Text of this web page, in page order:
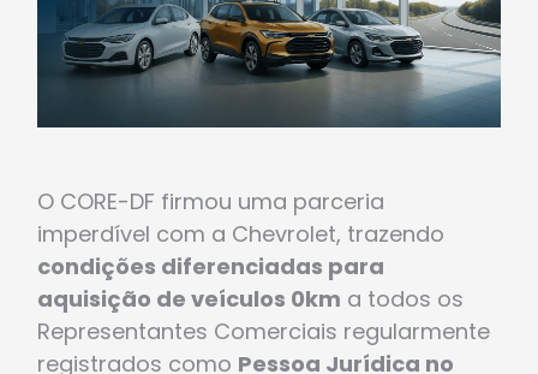
O CORE-DF firmou uma parceria
imperdível com a Chevrolet, trazendo
condições diferenciadas para
aquisição de veículos 0km a todos os
Representantes Comerciais regularmente
registrados como Pessoa Jurídica no